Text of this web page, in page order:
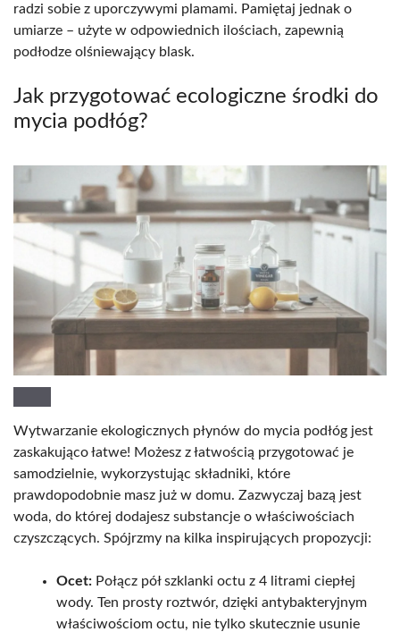
radzi sobie z uporczywymi plamami. Pamiętaj jednak o
umiarze – użyte w odpowiednich ilościach, zapewnią
podłodze olśniewający blask.
Jak przygotować ecologiczne środki do
mycia podłóg?
Wytwarzanie ekologicznych płynów do mycia podłóg jest
zaskakująco łatwe! Możesz z łatwością przygotować je
samodzielnie, wykorzystując składniki, które
prawdopodobnie masz już w domu. Zazwyczaj bazą jest
woda, do której dodajesz substancje o właściwościach
czyszczących. Spójrzmy na kilka inspirujących propozycji:
Ocet: Połącz pół szklanki octu z 4 litrami ciepłej
wody. Ten prosty roztwór, dzięki antybakteryjnym
właściwościom octu, nie tylko skutecznie usunie